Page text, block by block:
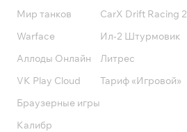
Мир танков
Warface
Аллоды Онлайн
VK Play Cloud
Браузерные игры
Калибр
CarX Drift Racing 2
Ил-2 Штурмовик
Литрес
Тариф «Игровой»